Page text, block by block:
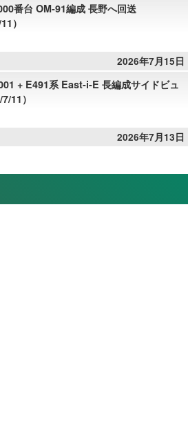
番台 OM-91編成 長野へ回送
）
2026年7月15日
+ E491系 East-i-E 長編成サイドビュ
11）
2026年7月13日